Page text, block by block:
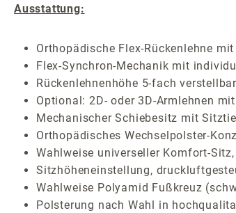
Ausstattung:
Orthopädische Flex-Rückenlehne
Flex-Synchron-Mechanik mit
Rückenlehnenhöhe 5-fach
Optional: 2D- oder 3D-Armlehnen
Mechanischer Schiebesitz mit
Orthopädisches Wechselpolster-
Wahlweise universeller Komfort-
Sitzhöheneinstellung,
Wahlweise Polyamid Fußkreuz
Polsterung nach Wahl in